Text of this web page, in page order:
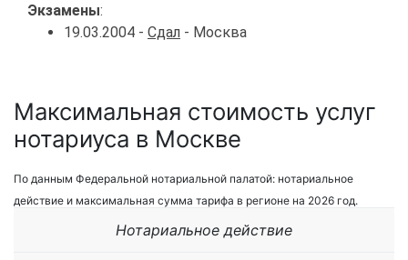
Экзамены:
19.03.2004 - Сдал - Москва
Максимальная стоимость услуг
нотариуса в Москве
По данным Федеральной нотариальной палатой: нотариальное
действие и максимальная сумма тарифа в регионе на 2026 год.
Нотариальное действие